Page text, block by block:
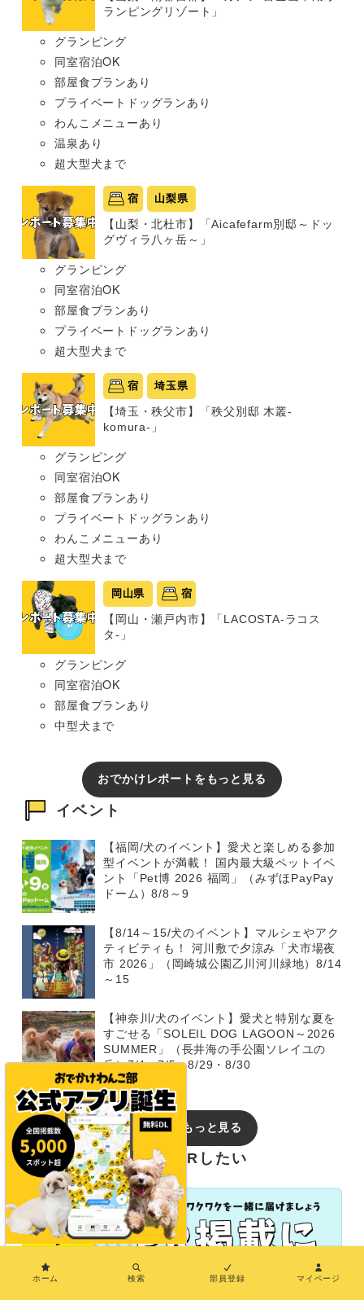
ランピングリゾート」
グランピング
同室宿泊OK
部屋食プランあり
プライベートドッグランあり
わんこメニューあり
温泉あり
超大型犬まで
宿 山梨県
【山梨・北杜市】「Aicafefarm別邸～ドッ
グヴィラ八ヶ岳～」
グランピング
同室宿泊OK
部屋食プランあり
プライベートドッグランあり
超大型犬まで
宿 埼玉県
【埼玉・秩父市】「秩父別邸 木叢-
komura-」
グランピング
同室宿泊OK
部屋食プランあり
プライベートドッグランあり
わんこメニューあり
超大型犬まで
岡山県 宿
【岡山・瀬戸内市】「LACOSTA-ラコス
タ-」
グランピング
同室宿泊OK
部屋食プランあり
中型犬まで
おでかけレポートをもっと見る
イベント
【福岡/犬のイベント】愛犬と楽しめる参加
型イベントが満載！ 国内最大級ペットイベ
ント「Pet博 2026 福岡」（みずほPayPay
ドーム）8/8～9
【8/14～15/犬のイベント】マルシェやアク
ティビティも！ 河川敷で夕涼み「犬市場夜
市 2026」（岡崎城公園乙川河川緑地）8/14
～15
【神奈川/犬のイベント】愛犬と特別な夏を
すごせる「SOLEIL DOG LAGOON～2026
SUMMER」（長井海の手公園ソレイユの
丘）7/4・7/5・8/29・8/30
イベントをもっと見る
おでかけわんこ部でPRしたい
ホーム 検索 部員登録 マイページ